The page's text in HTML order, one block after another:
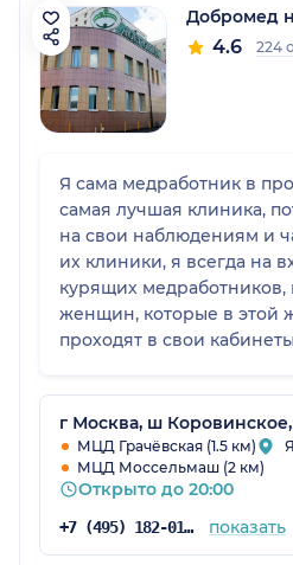
Добромед
4.6 224
Я сама медработник в
самая лучшая клиника,
на свои наблюдениям и
их клиники, я всегда на
курящих медработников,
женщин, которые в этой
проходят в свои
пришла, обслуживала
человек некурящий и я
дыма. Не берусь их
сам, что ему делать, из-
курить. Улица, на которой
центр - проходная, рядом
г Москва, ш Коровинское,
МЦД Грачёвская (1.5 км)
МЦД Моссельмаш (2 км)
Открыто до 20:00
+7 (495) 182-01-79 показать